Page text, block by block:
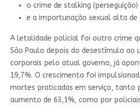
o crime de stalking (perseguição)
e a importunação sexual alta de
A letalidade policial foi outro crime
São Paulo depois do desestímulo ao
corporais pelo atual governo, já
19,7%. O crescimento foi
mortes praticadas em serviço, tanto
aumento de 63,1%, como por